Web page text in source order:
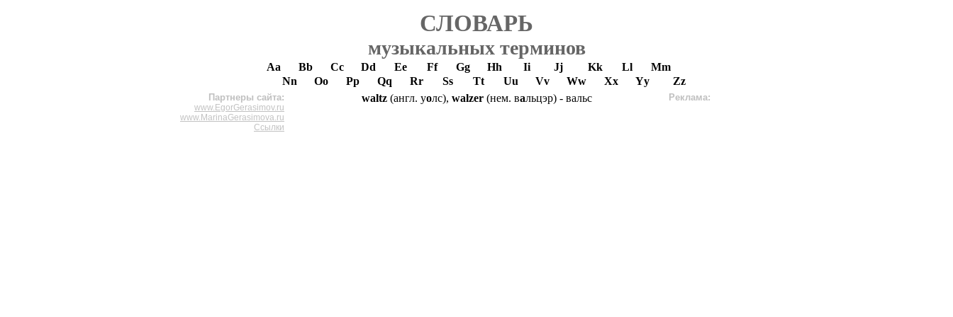
СЛОВАРЬ
музыкальных терминов
Aa Bb Cc Dd Ee Ff Gg Hh Ii Jj Kk Ll
Mm
Nn
Oo Pp Qq Rr Ss Tt Uu Vv Ww Xx Yy Zz
Партнеры сайта:
www.EgorGerasimov.ru
www.MarinaGerasimova.ru
Ссылки
waltz(англ. уолс), walzer(нем. вальцэр) - вальс Реклама: